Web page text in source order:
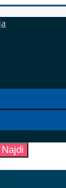
Najdi